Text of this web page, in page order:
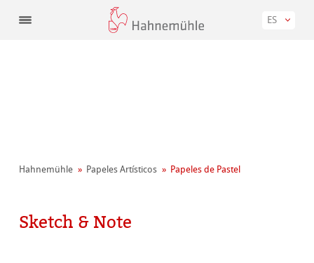
ES
Hahnemühle Papeles Artísticos Papeles de Pastel
Sketch & Note